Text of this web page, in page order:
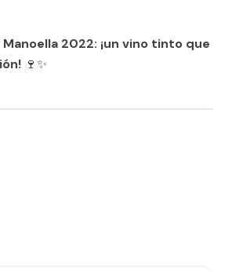
2022: ¡un vino tinto que
🍷✨